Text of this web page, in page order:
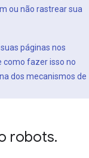
ou não rastrear sua
páginas nos
como fazer isso no
dos mecanismos de
robots.